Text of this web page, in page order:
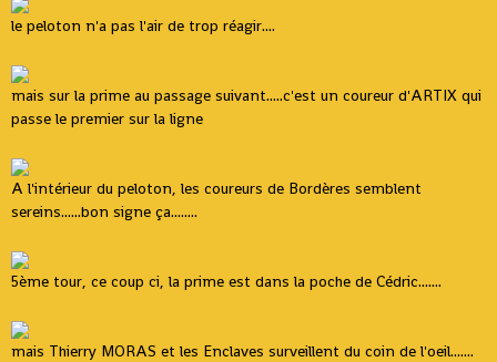
le peloton n'a pas l'air de trop réagir....
mais sur la prime au passage suivant.....c'est un coureur d'ARTIX qui
passe le premier sur la ligne
A l'intérieur du peloton, les coureurs de Bordères semblent
sereins......bon signe ça........
5ème tour, ce coup ci, la prime est dans la poche de Cédric.......
mais Thierry MORAS et les Enclaves surveillent du coin de l'oeil.......